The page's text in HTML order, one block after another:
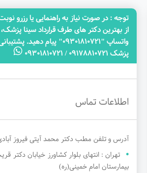
توجه‌ : در صورت نیاز به راهنمایی یا رزرو نوبت
از بهترین دکتر های طرف قرارداد سینا پزشک،
واتساپ "09301810721" پیام دهید.
پزشک 09178810721 / 09301810721
اطلاعات تماس
آدرس و تلفن مطب دکتر محمد آیتی فیروز
تهران : انتهای بلوار کشاورز خیابان دکتر
بیمارستان امام خمینی(ره)